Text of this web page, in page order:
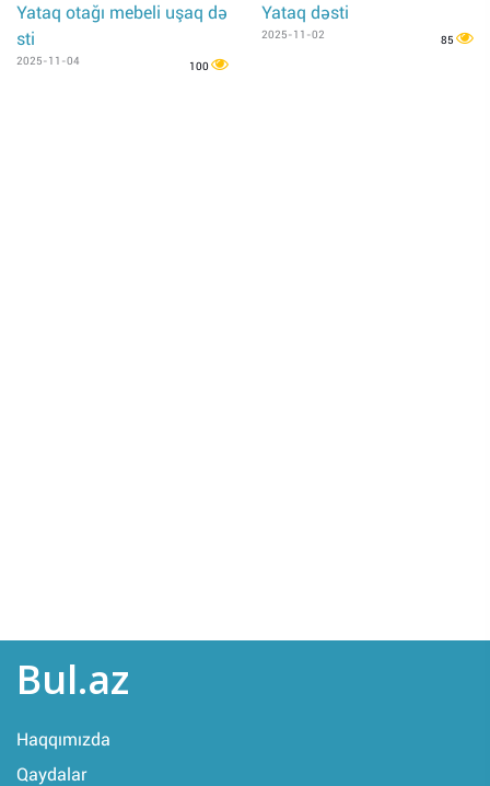
Yataq otağı mebeli uşaq də
sti
2025-11-04 100
Yataq dəsti
2025-11-02 85
Bul.az
Haqqımızda
Qaydalar